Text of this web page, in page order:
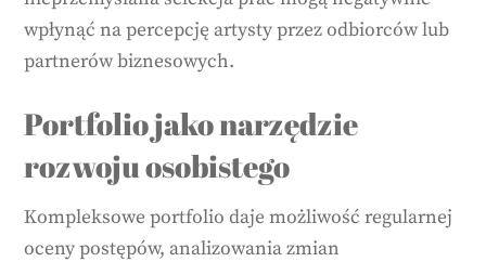
wpłynąć na percepcję artysty przez odbiorców lub
partnerów biznesowych.
Portfolio jako narzędzie
rozwoju osobistego
Kompleksowe portfolio daje możliwość regularnej
oceny postępów, analizowania zmian